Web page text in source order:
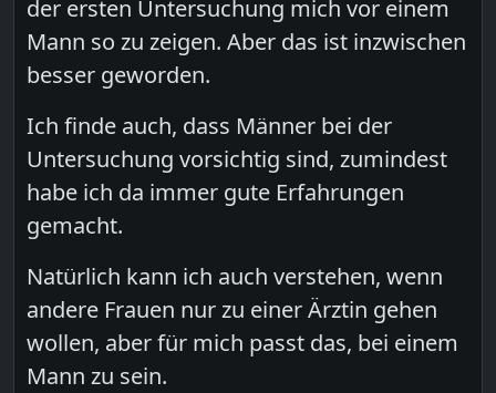
der ersten Untersuchung mich vor einem
Mann so zu zeigen. Aber das ist inzwischen
besser geworden.
Ich finde auch, dass Männer bei der
Untersuchung vorsichtig sind, zumindest
habe ich da immer gute Erfahrungen
gemacht.
Natürlich kann ich auch verstehen, wenn
andere Frauen nur zu einer Ärztin gehen
wollen, aber für mich passt das, bei einem
Mann zu sein.